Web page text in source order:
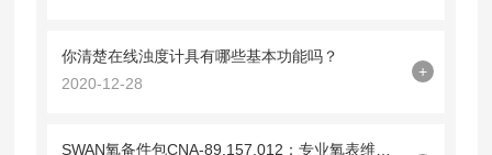
你清楚在线浊度计具有哪些基本功能吗？
2020-12-28
+